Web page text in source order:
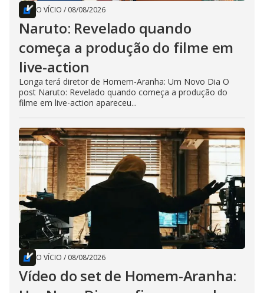
O VÍCIO / 08/08/2026
Naruto: Revelado quando
começa a produção do filme em
live-action
Longa terá diretor de Homem-Aranha: Um Novo Dia O
post Naruto: Revelado quando começa a produção do
filme em live-action apareceu...
O VÍCIO / 08/08/2026
Vídeo do set de Homem-Aranha: